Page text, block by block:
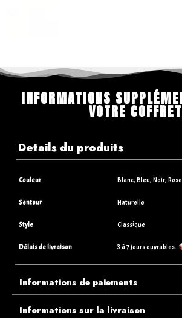
INFORMATIONS
VOTRE COFFRET
Details du produits
Couleur Blanc, Bleu, Noir,
Senteur Naturelle
Style Classique
Délais de livraison 3 à 7 jours ouvrables.
Informations de paiements
Informations sur la livraison